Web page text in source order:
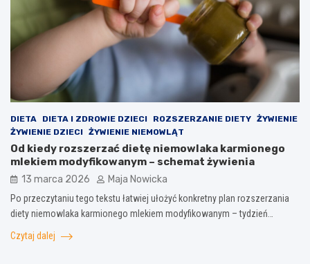
DIETA DIETA I ZDROWIE DZIECI ROZSZERZANIE DIETY ŻYWIENIE
ŻYWIENIE DZIECI
ŻYWIENIE NIEMOWLĄT
Od kiedy rozszerzać dietę niemowlaka karmionego
mlekiem modyfikowanym – schemat żywienia
13 marca 2026 Maja Nowicka
Po przeczytaniu tego tekstu łatwiej ułożyć konkretny plan rozszerzania
diety niemowlaka karmionego mlekiem modyfikowanym – tydzień…
Czytaj dalej